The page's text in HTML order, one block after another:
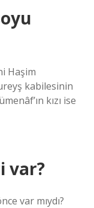
Haşim
kabilesinin
kızı ise
var?
var mıydı?